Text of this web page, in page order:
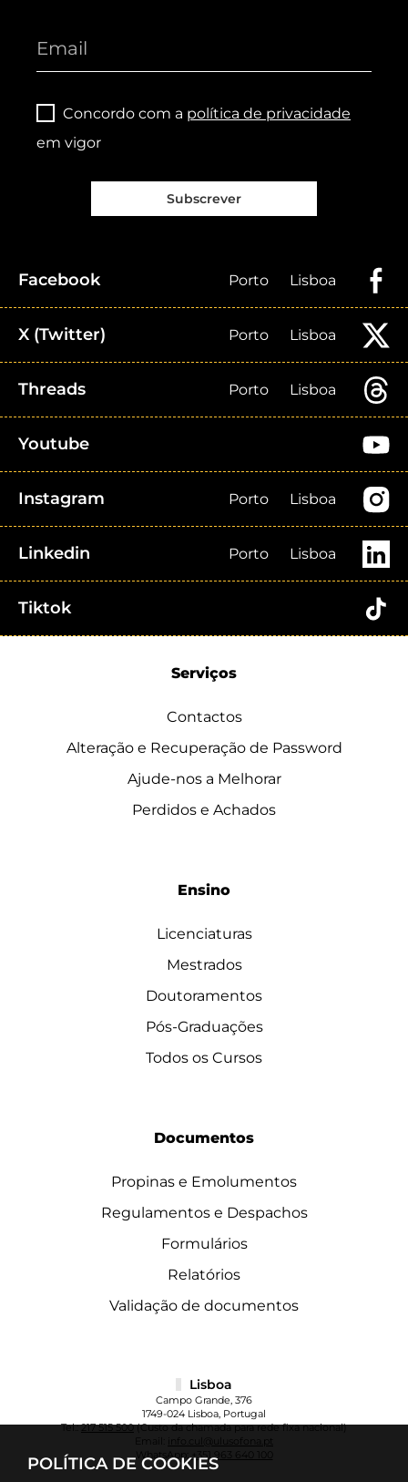
POLÍTICA DE COOKIES
Concordo com a política de privacidade
em vigor
Subscrever
Facebook Porto Lisboa
X (Twitter) Porto Lisboa
Threads Porto Lisboa
Youtube
Instagram Porto Lisboa
Linkedin Porto Lisboa
Tiktok
Serviços
Contactos
Alteração e Recuperação de Password
Ajude-nos a Melhorar
Perdidos e Achados
Ensino
Licenciaturas
Mestrados
Doutoramentos
Pós-Graduações
Todos os Cursos
Documentos
Propinas e Emolumentos
Regulamentos e Despachos
Formulários
Relatórios
Validação de documentos
Lisboa
Campo Grande, 376
1749-024 Lisboa, Portugal
Tel.:217 515 500(Custo da chamada para rede fixa nacional)
info.cul@ulusofona.pt
WhatsApp:+351 963 640 100